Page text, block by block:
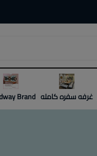
4
غرفه سفره كامله Brand